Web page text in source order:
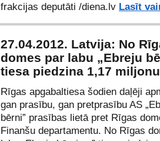
frakcijas deputāti /diena.lv Lasīt
27.04.2012. Latvija: No
domes par labu „Ebreju
tiesa piedzina 1,17
Rīgas apgabaltiesa šodien daļēji
gan prasību, gan pretprasību AS
bērni” prasības lietā pret Rīgas
Finanšu departamentu. No Rīgas